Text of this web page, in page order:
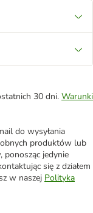
30 dni. Warunki
do wysyłania
produktów lub
ponosząc jedynie
się z działem
w naszej Polityka